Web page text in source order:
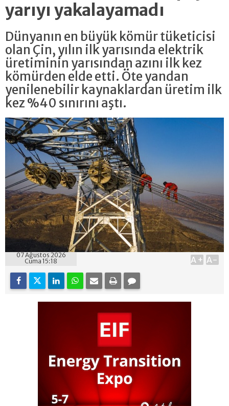
yarıyı yakalayamadı
Dünyanın en büyük kömür tüketicisi
olan Çin, yılın ilk yarısında elektrik
üretiminin yarısından azını ilk kez
kömürden elde etti. Öte yandan
yenilenebilir kaynaklardan üretim ilk
kez %40 sınırını aştı.
07 Ağustos 2026
Cuma 15:18
A+ A-